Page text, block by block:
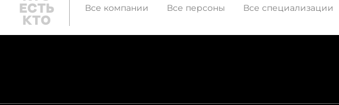
Все компании Все персоны Все специализации